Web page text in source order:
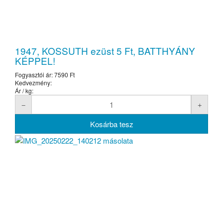
1947, KOSSUTH ezüst 5 Ft, BATTHYÁNY
KÉPPEL!
Fogyasztói ár:7590 Ft
Kedvezmény:
Ár / kg: